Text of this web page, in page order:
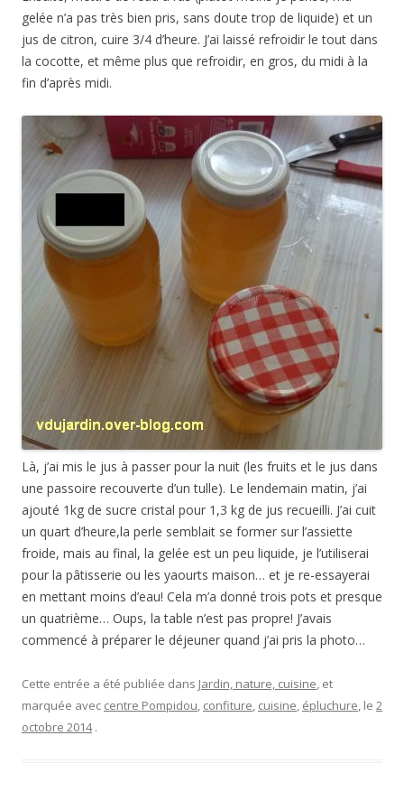
gelée n’a pas très bien pris, sans doute trop de liquide) et un
jus de citron, cuire 3/4 d’heure. J’ai laissé refroidir le tout dans
la cocotte, et même plus que refroidir, en gros, du midi à la
fin d’après midi.
Là, j’ai mis le jus à passer pour la nuit (les fruits et le jus dans
une passoire recouverte d’un tulle). Le lendemain matin, j’ai
ajouté 1kg de sucre cristal pour 1,3 kg de jus recueilli. J’ai cuit
un quart d’heure,la perle semblait se former sur l’assiette
froide, mais au final, la gelée est un peu liquide, je l’utiliserai
pour la pâtisserie ou les yaourts maison… et je re-essayerai
en mettant moins d’eau! Cela m’a donné trois pots et presque
un quatrième… Oups, la table n’est pas propre! J’avais
commencé à préparer le déjeuner quand j’ai pris la photo…
Cette entrée a été publiée dans Jardin, nature, cuisine, et
marquée avec centre Pompidou, confiture, cuisine, épluchure, le 2
octobre 2014 .